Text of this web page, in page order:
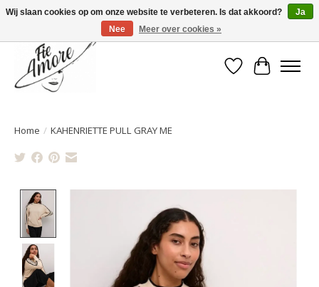
Verlanglijst
Home / KAHENRIETTE PULL GRAY ME
Wij slaan cookies op om onze website te verbeteren. Is dat akkoord?
Ja
Nee
Meer over cookies »